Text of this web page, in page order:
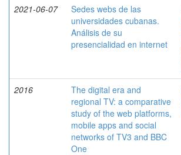
2021-06-07
Sedes webs de las
universidades cubanas.
Análisis de su
presencialidad en internet
2016
The digital era and
regional TV: a comparative
study of the web platforms,
mobile apps and social
networks of TV3 and BBC
One